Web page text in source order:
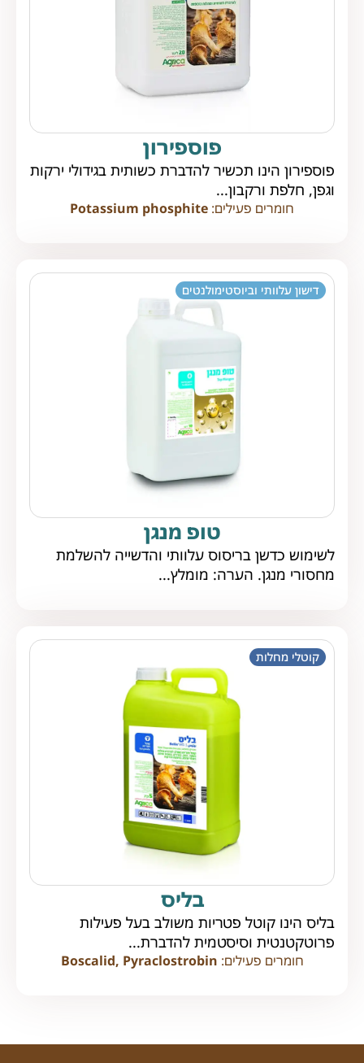
פוספירון
פוספירון הינו תכשיר להדברת כשותית בגידולי ירקות
וגפן, חלפת ורקבון...
חומרים פעילים: Potassium phosphite
דישון עלוותי וביוסטימולנטים
טופ מנגן
לשימוש כדשן בריסוס עלוותי והדשייה להשלמת
מחסורי מנגן. הערה: מומלץ...
קוטלי מחלות
בליס
בליס הינו קוטל פטריות משולב בעל פעילות
פרוטקטנטית וסיסטמית להדברת...
חומרים פעילים: Boscalid, Pyraclostrobin